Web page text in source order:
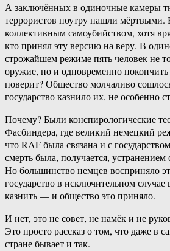
А заключённых в одиночные камеры
террористов поутру нашли мёртвыми.
коллективным самоубийством, хотя
кто принял эту версию на веру. В
строжайшем режиме пять человек не
оружие, но и одновременно
поверит? Общество молчаливо
государство казнило их, не особенно
Почему? Были конспирологические
Фасбиндера, где великий немецкий
что RAF была связана и с
смерть была, получается,
Но большинство немцев восприняло
государство в исключительном случае
казнить — и общество это приняло.
И нет, это не совет, не намёк и не
Это просто рассказ о том, что даже в
стране бывает и так.